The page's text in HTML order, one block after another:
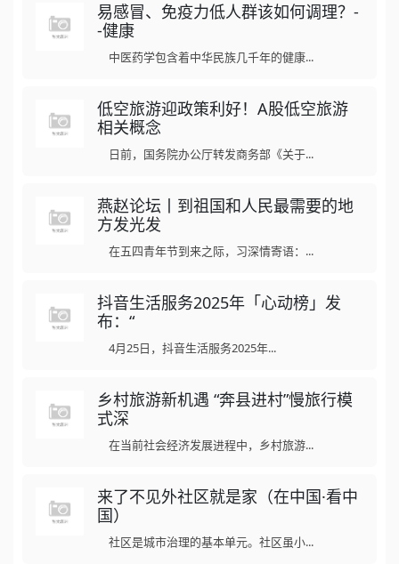
易感冒、免疫力低人群该如何调理？-
-健康
中医药学包含着中华民族几千年的健康...
低空旅游迎政策利好！A股低空旅游
相关概念
日前，国务院办公厅转发商务部《关于...
燕赵论坛丨到祖国和人民最需要的地
方发光发
在五四青年节到来之际，习深情寄语：...
抖音生活服务2025年「心动榜」发
布：“
4月25日，抖音生活服务2025年...
乡村旅游新机遇 “奔县进村”慢旅行模
式深
在当前社会经济发展进程中，乡村旅游...
来了不见外社区就是家（在中国·看中
国）
社区是城市治理的基本单元。社区虽小...